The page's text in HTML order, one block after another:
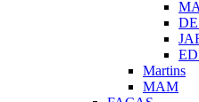
Martins
MAM